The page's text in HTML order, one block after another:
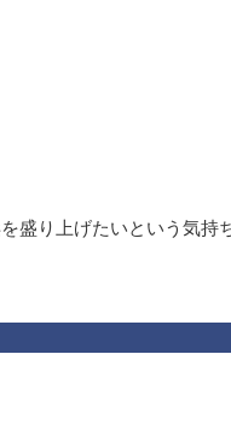
盛り上げたいという気持